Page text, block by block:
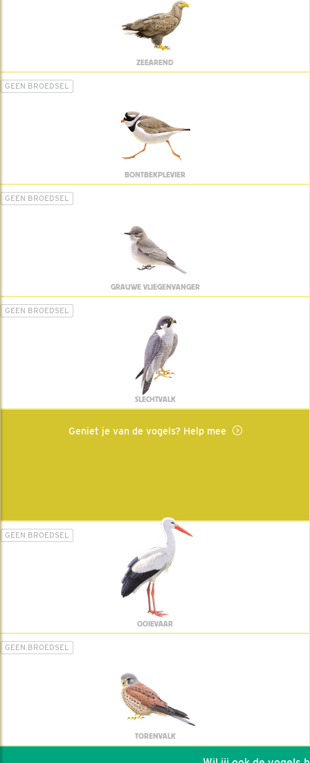
ZEEAREND
GEEN BROEDSEL
BONTBEKPLEVIER
GEEN BROEDSEL
GRAUWE VLIEGENVANGER
GEEN BROEDSEL
SLECHTVALK
Geniet je van de vogels? Help mee
GEEN BROEDSEL
OOIEVAAR
GEEN BROEDSEL
TORENVALK